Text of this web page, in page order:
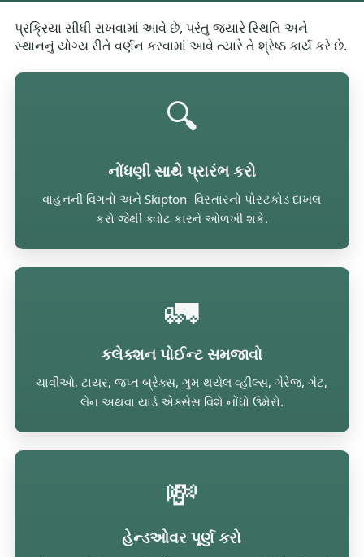
પ્રક્રિયા સીધી રાખવામાં આવે છે, પરંતુ જ્યારે સ્થિતિ અને
સ્થાનનું યોગ્ય રીતે વર્ણન કરવામાં આવે ત્યારે તે શ્રેષ્ઠ કાર્ય કરે છે.
🔍
નોંધણી સાથે પ્રારંભ કરો
વાહનની વિગતો અને Skipton- વિસ્તારનો પોસ્ટકોડ દાખલ
કરો જેથી ક્વોટ કારને ઓળખી શકે.
🚛
કલેક્શન પોઈન્ટ સમજાવો
ચાવીઓ, ટાયર, જપ્ત બ્રેક્સ, ગુમ થયેલ વ્હીલ્સ, ગેરેજ, ગેટ,
લેન અથવા યાર્ડ એક્સેસ વિશે નોંધો ઉમેરો.
💸
હેન્ડઓવર પૂર્ણ કરો